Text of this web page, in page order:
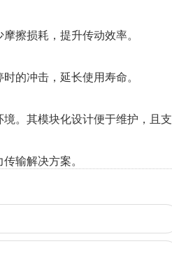
擦损耗，提升传动效率。
的冲击，延长使用寿命。
。其模块化设计便于维护，且支
输解决方案。